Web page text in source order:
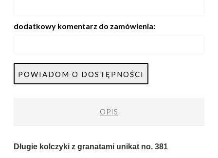
dodatkowy komentarz do zamówienia:
POWIADOM O DOSTĘPNOŚCI
OPIS
Długie kolczyki z granatami unikat no. 381